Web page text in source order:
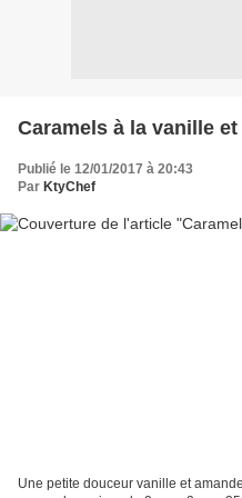
Caramels à la vanille
Publié le 12/01/2017 à 20:43
Par KtyChef
Une petite douceur vanille et